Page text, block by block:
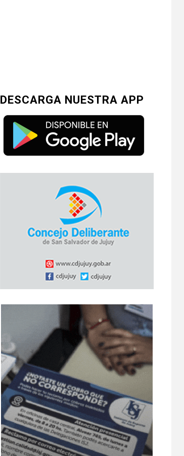
DESCARGA NUESTRA APP